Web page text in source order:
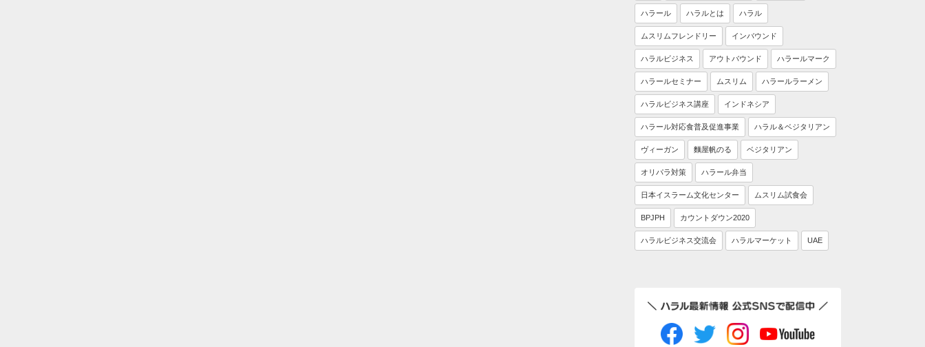
ハラール ハラルとは ハラル
ムスリムフレンドリー インバウンド
ハラルビジネス アウトバウンド ハラールマーク
ハラールセミナー ムスリム ハラールラーメン
ハラルビジネス講座 インドネシア
ハラール対応食普及促進事業 ハラル＆ベジタリアン
ヴィーガン 麵屋帆のる ベジタリアン
オリパラ対策 ハラール弁当
日本イスラーム文化センター ムスリム試食会
BPJPH カウントダウン2020
ハラルビジネス交流会 ハラルマーケット UAE